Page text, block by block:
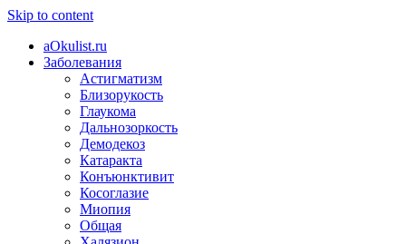
Skip to content
aOkulist.ru
Заболевания
Астигматизм
Близорукость
Глаукома
Дальнозоркость
Демодекоз
Катаракта
Конъюнктивит
Косоглазие
Миопия
Общая